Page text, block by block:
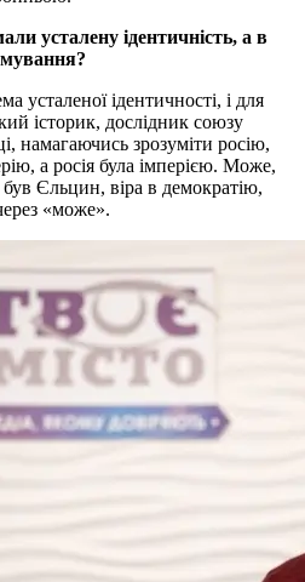
усталену ідентичність, а в
усталеної ідентичності, і для
історик, дослідник союзу
намагаючись зрозуміти росію,
а росія була імперією. Може,
Єльцин, віра в демократію,
«може».